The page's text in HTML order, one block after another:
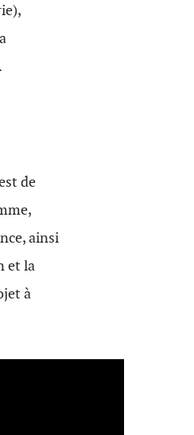
de
ainsi
et la
à